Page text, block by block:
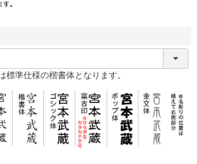
準仕様の楷書体となります。